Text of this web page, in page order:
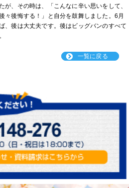
が、その時は、「こんなに辛い思いをして、
々後悔する！」と自分を鼓舞しました。6月
、後は大丈夫です。後はビッグバンのすべて
一覧に戻る